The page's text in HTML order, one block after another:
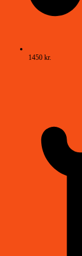
1450 kr.